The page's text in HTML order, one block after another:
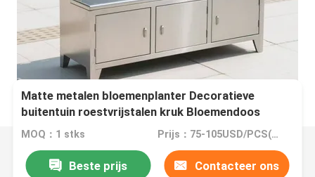
Matte metalen bloemenplanter Decoratieve
buitentuin roestvrijstalen kruk Bloemendoos
MOQ：1 stks Prijs：75-105USD/PCS(Negotiate)
Beste prijs Contacteer ons